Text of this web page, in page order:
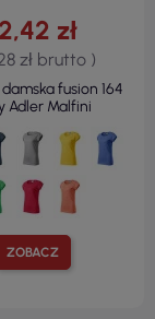
ZOBACZ
zł
zł brutto )
damska fusion 164
Adler Malfini